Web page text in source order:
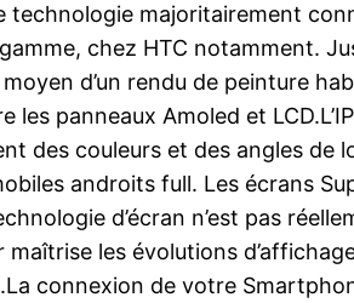
technologie majoritairement
chez HTC notamment.
d’un rendu de peinture
les panneaux Amoled et
des couleurs et des angles de
androits full. Les écrans
d’écran n’est pas
les évolutions
connexion de votre